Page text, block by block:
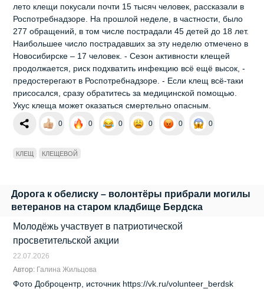
лето клещи покусали почти 15 тысяч человек, рассказали в
Роспотребнадзоре. На прошлой неделе, в частности, было
277 обращений, в том числе пострадали 45 детей до 18 лет.
Наибольшее число пострадавших за эту неделю отмечено в
Новосибирске – 17 человек. - Сезон активности клещей
продолжается, риск подхватить инфекцию всё ещё высок, -
предостерегают в Роспотребнадзоре. - Если клещ всё‑таки
присосался, сразу обратитесь за медицинской помощью.
Укус клеща может оказаться смертельно опасным.
0 0 0 0 0 0
КЛЕЩ КЛЕЩЕВОЙ
Дорога к обелиску – волонтёры прибрали могилы
ветеранов на старом кладбище Бердска
Молодёжь участвует в патриотической
просветительской акции
22.07.2026
Автор: Галина Жильцова
Фото Доброцентр, источник https://vk.ru/volunteer_berdsk